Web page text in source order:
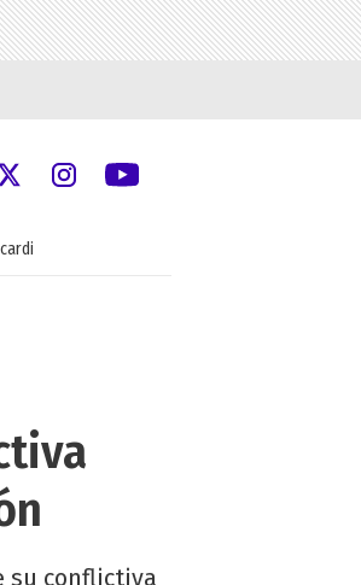
su conflictiva